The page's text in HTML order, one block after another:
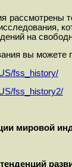
на
вы можете
fss_history/
fss_history2/
мировой